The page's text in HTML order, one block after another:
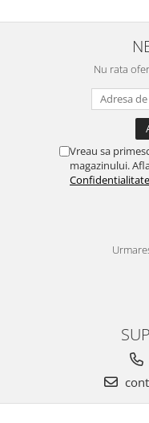
Nu rata
Vreau sa
magazinului.
Confidentialitate